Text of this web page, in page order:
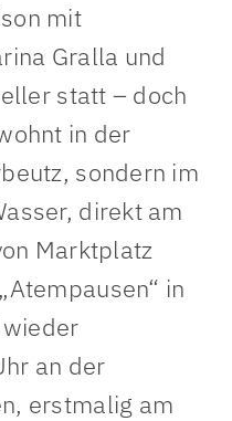
mit
Gralla und
statt – doch
in der
sondern im
direkt am
Marktplatz
in
an der
erstmalig am